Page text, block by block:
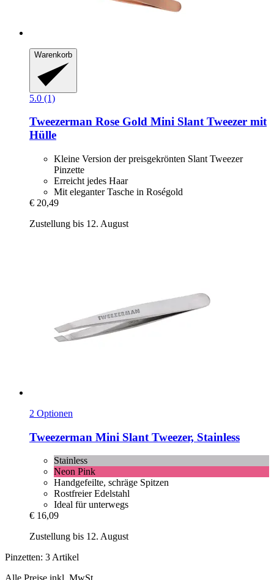
Warenkorb
5.0 (1)
Tweezerman Rose Gold Mini Slant Tweezer mit
Hülle
Kleine Version der preisgekrönten Slant Tweezer
Pinzette
Erreicht jedes Haar
Mit eleganter Tasche in Roségold
€ 20,49
Zustellung bis 12. August
2 Optionen
Tweezerman Mini Slant Tweezer, Stainless
Stainless
Neon Pink
Handgefeilte, schräge Spitzen
Rostfreier Edelstahl
Ideal für unterwegs
€ 16,09
Zustellung bis 12. August
Pinzetten: 3 Artikel